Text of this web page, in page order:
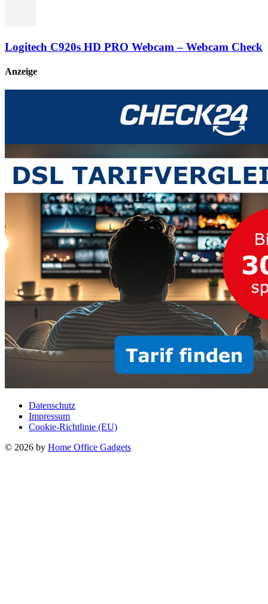
Logitech C920s HD PRO Webcam – Webcam Check
Anzeige
Datenschutz
Impressum
Cookie-Richtlinie (EU)
© 2026 by Home Office Gadgets